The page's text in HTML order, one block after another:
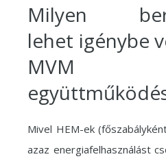
Milyen
lehet igénybe
MVM
Mivel HEM-ek
azaz energiafelhasználást